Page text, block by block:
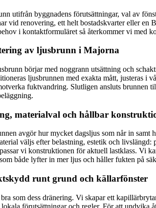
utifrån byggnadens förutsättningar, val av
vid renovering, ett helt bostadskvarter eller
i kontaktformuläret så återkommer vi med
av ljusbrunn i Majorna
börjar med noggrann utsättning och
ljusbrunnen med exakta mått, justeras
fuktvandring. Slutligen ansluts brunnen
materialval och hållbar
avgör hur mycket dagsljus som når in
väljs efter belastning, estetik och
vi konstruktionen för aktuell lastklass. Vi
både lyfter in mer ljus och håller fukten på
runt grund och källarfönster
som dess dränering. Vi skapar ett
förutsättningar och regler. För att undvika